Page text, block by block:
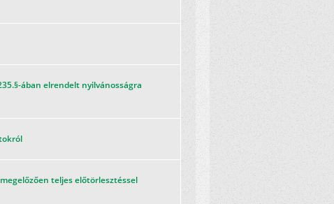
ában elrendelt nyilvánosságra
teljes előtörlesztéssel